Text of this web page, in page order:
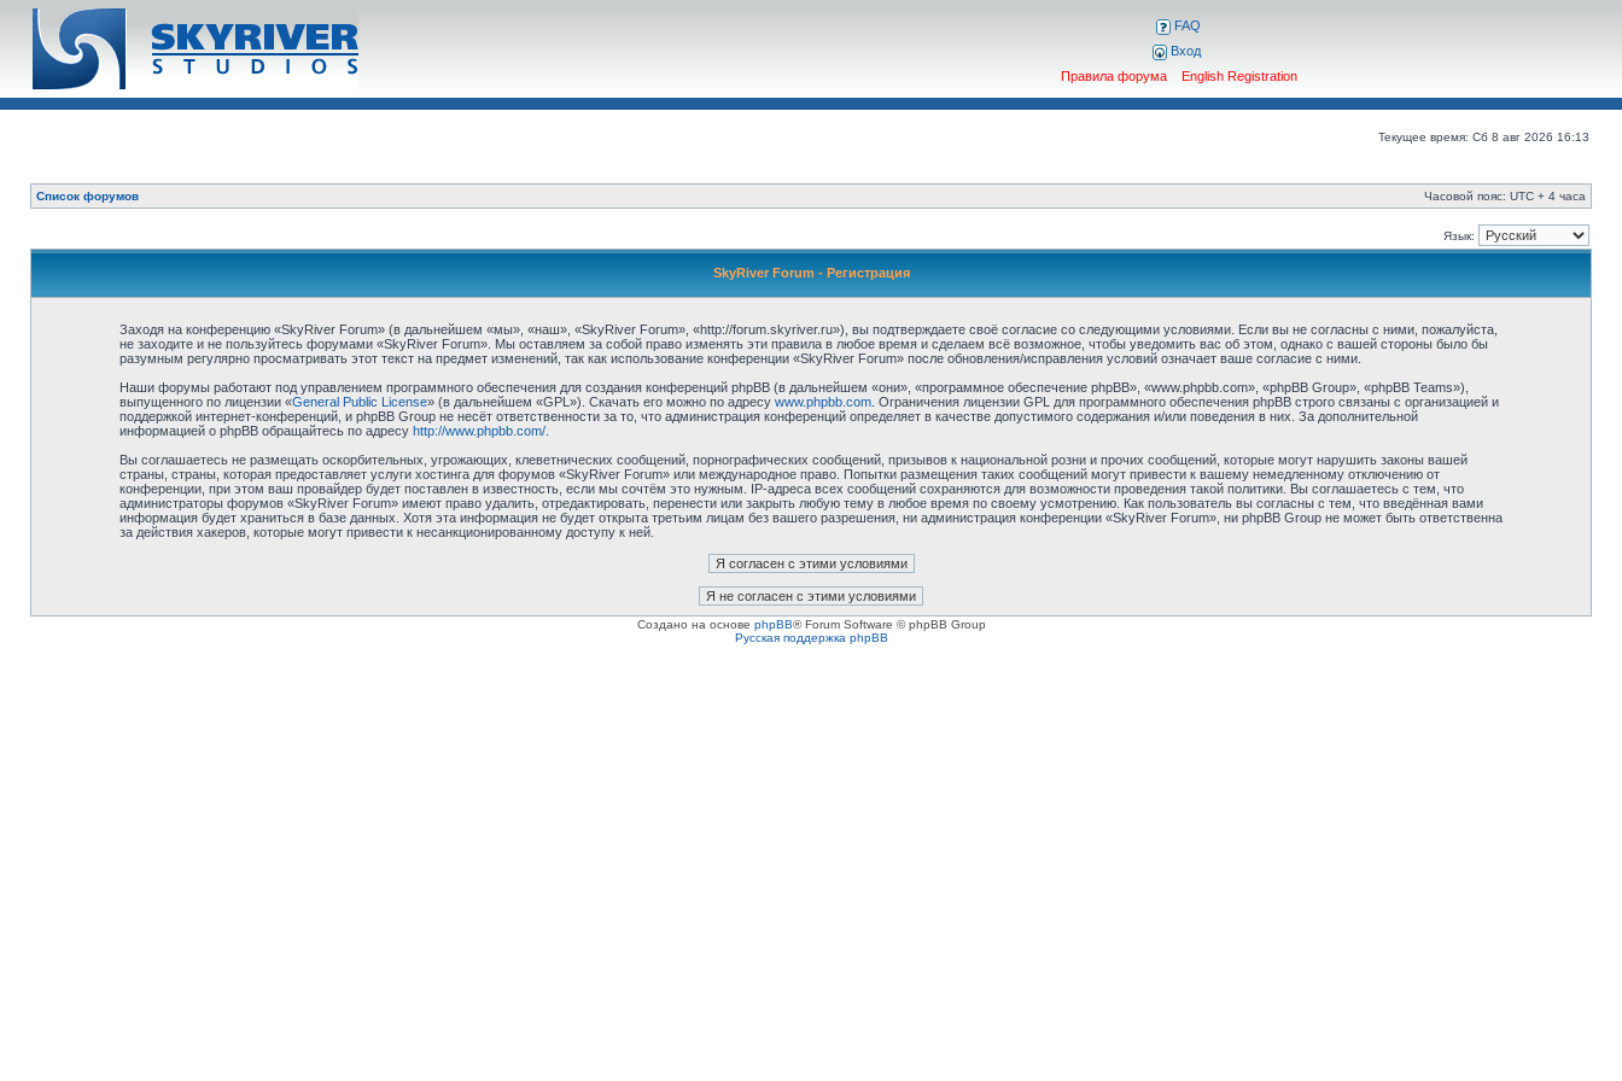
FAQ
Вход
Правила форума
English Registration
Текущее время: Сб 8 авг 2026 16:13
Список форумов Часовой пояс: UTC + 4 часа
Язык:
SkyRiver Forum - Регистрация
Заходя на конференцию «SkyRiver Forum» (в дальнейшем «мы», «наш», «SkyRiver Forum», «http://forum.skyriver.ru»), вы подтверждаете своё согласие со следующими условиями. Если вы не согласны с ними, пожалуйста,
не заходите и не пользуйтесь форумами «SkyRiver Forum». Мы оставляем за собой право изменять эти правила в любое время и сделаем всё возможное, чтобы уведомить вас об этом, однако с вашей стороны было бы
разумным регулярно просматривать этот текст на предмет изменений, так как использование конференции «SkyRiver Forum» после обновления/исправления условий означает ваше согласие с ними.
Наши форумы работают под управлением программного обеспечения для создания конференций phpBB (в дальнейшем «они», «программное обеспечение phpBB», «www.phpbb.com», «phpBB Group», «phpBB Teams»),
выпущенного по лицензии «General Public License» (в дальнейшем «GPL»). Скачать его можно по адресу www.phpbb.com. Ограничения лицензии GPL для программного обеспечения phpBB строго связаны с организацией и
поддержкой интернет-конференций, и phpBB Group не несёт ответственности за то, что администрация конференций определяет в качестве допустимого содержания и/или поведения в них. За дополнительной
информацией о phpBB обращайтесь по адресу http://www.phpbb.com/.
Вы соглашаетесь не размещать оскорбительных, угрожающих, клеветнических сообщений, порнографических сообщений, призывов к национальной розни и прочих сообщений, которые могут нарушить законы вашей
страны, страны, которая предоставляет услуги хостинга для форумов «SkyRiver Forum» или международное право. Попытки размещения таких сообщений могут привести к вашему немедленному отключению от
конференции, при этом ваш провайдер будет поставлен в известность, если мы сочтём это нужным. IP-адреса всех сообщений сохраняются для возможности проведения такой политики. Вы соглашаетесь с тем, что
администраторы форумов «SkyRiver Forum» имеют право удалить, отредактировать, перенести или закрыть любую тему в любое время по своему усмотрению. Как пользователь вы согласны с тем, что введённая вами
информация будет храниться в базе данных. Хотя эта информация не будет открыта третьим лицам без вашего разрешения, ни администрация конференции «SkyRiver Forum», ни phpBB Group не может быть ответственна
за действия хакеров, которые могут привести к несанкционированному доступу к ней.
Создано на основе phpBB® Forum Software © phpBB Group
Русская поддержка phpBB